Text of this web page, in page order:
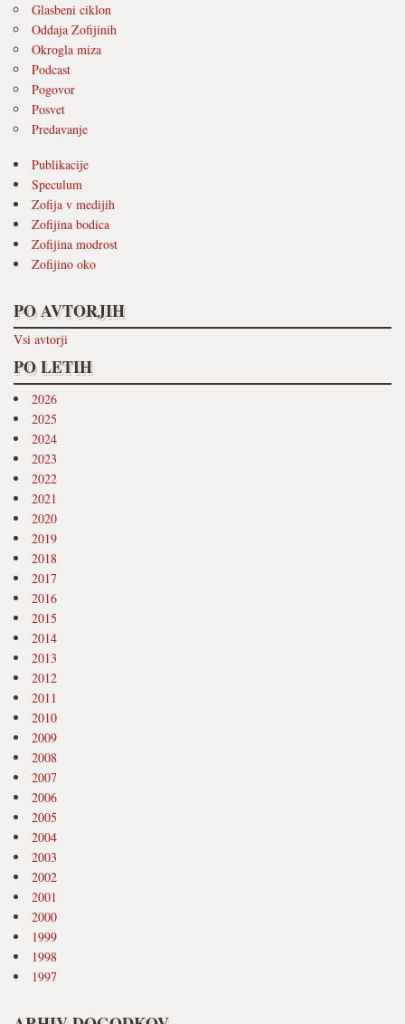
Glasbeni ciklon
Oddaja Zofijinih
Okrogla miza
Podcast
Pogovor
Posvet
Predavanje
Publikacije
Speculum
Zofija v medijih
Zofijina bodica
Zofijina modrost
Zofijino oko
PO AVTORJIH
Vsi avtorji
PO LETIH
2026
2025
2024
2023
2022
2021
2020
2019
2018
2017
2016
2015
2014
2013
2012
2011
2010
2009
2008
2007
2006
2005
2004
2003
2002
2001
2000
1999
1998
1997